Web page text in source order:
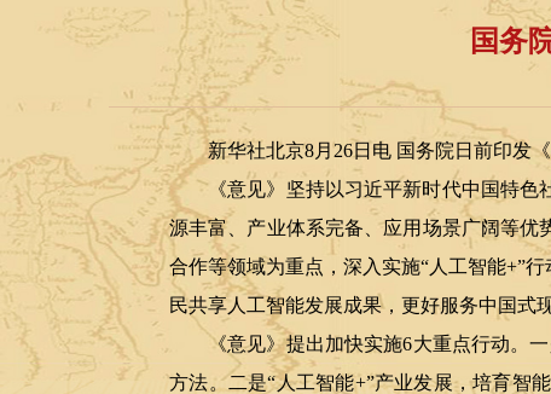
国务
新华社北京8月26日电 国务院日前印发
《意见》坚持以习近平新时代中国特
源丰富、产业体系完备、应用场景广阔等
合作等领域为重点，深入实施“人工智能+”
民共享人工智能发展成果，更好服务中国式
《意见》提出加快实施6大重点行动。
方法。二是“人工智能+”产业发展，培育智